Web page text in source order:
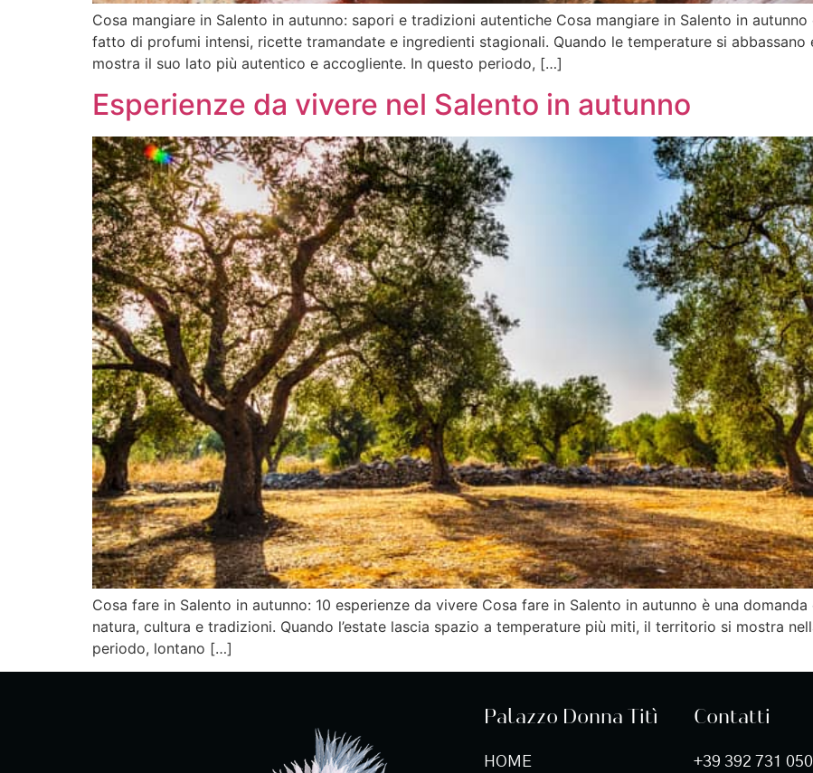
Cosa mangiare in Salento in autunno: sapori e tradizioni autentiche Cosa mangiare in Salento in
fatto di profumi intensi, ricette tramandate e ingredienti stagionali. Quando le temperature si
mostra il suo lato più autentico e accogliente. In questo periodo, […]
Esperienze da vivere nel Salento in autunno
Cosa fare in Salento in autunno: 10 esperienze da vivere Cosa fare in Salento in autunno è una
natura, cultura e tradizioni. Quando l’estate lascia spazio a temperature più miti, il territorio si mostra
periodo, lontano […]
Palazzo Donna Titì
HOME
Contatti
+39 392 731